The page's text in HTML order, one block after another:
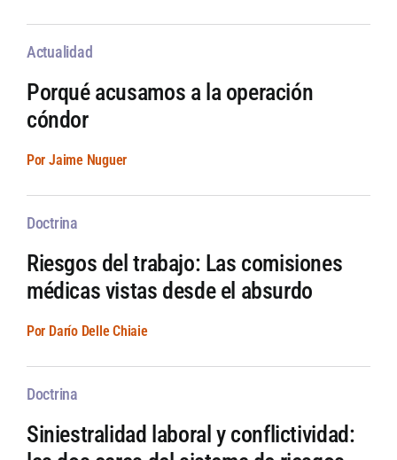
Actualidad
Porqué acusamos a la operación
cóndor
Por Jaime Nuguer
Doctrina
Riesgos del trabajo: Las comisiones
médicas vistas desde el absurdo
Por Darío Delle Chiaie
Doctrina
Siniestralidad laboral y conflictividad: